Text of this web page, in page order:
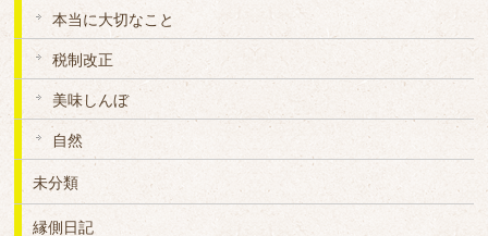
本当に大切なこと
税制改正
美味しんぼ
自然
未分類
縁側日記